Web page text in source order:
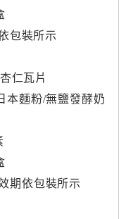
包裝所示
仁瓦片
本麵粉/無鹽發酵奶
期依包裝所示